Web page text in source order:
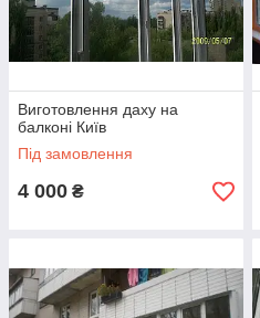
Виготовлення даху на
балконі Київ
Під замовлення
4 000 ₴